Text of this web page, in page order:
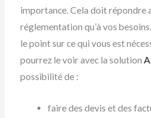
importance. Cela doit répondre
réglementation qu’à vos
le point sur ce qui vous est
pourrez le voir avec la solution
possibilité de :
faire des devis et des